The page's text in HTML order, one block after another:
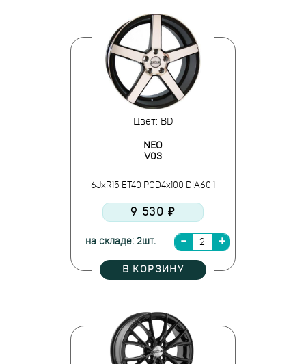
Цвет: BD
NEO
V03
6JxR15 ET40 PCD4x100 DIA60.1
9 530 ₽
на складе: 2шт.
В КОРЗИНУ